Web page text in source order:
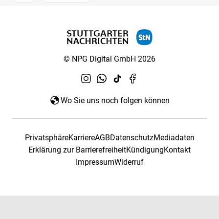
© NPG Digital GmbH 2026
Wo Sie uns noch folgen können
PrivatsphäreKarriereAGBDatenschutzMediadaten
Erklärung zur BarrierefreiheitKündigungKontakt
ImpressumWiderruf